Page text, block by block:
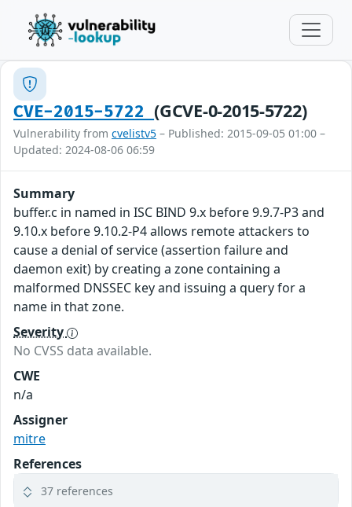
CVE-2015-5722(GCVE-0-2015-5722)
Vulnerability from cvelistv5 – Published: 2015-09-05 01:00 –
Updated: 2024-08-06 06:59
Summary
buffer.c in named in ISC BIND 9.x before 9.9.7-P3 and
9.10.x before 9.10.2-P4 allows remote attackers to
cause a denial of service (assertion failure and
daemon exit) by creating a zone containing a
malformed DNSSEC key and issuing a query for a
name in that zone.
Severity
No CVSS data available.
CWE
n/a
Assigner
mitre
References
37 references